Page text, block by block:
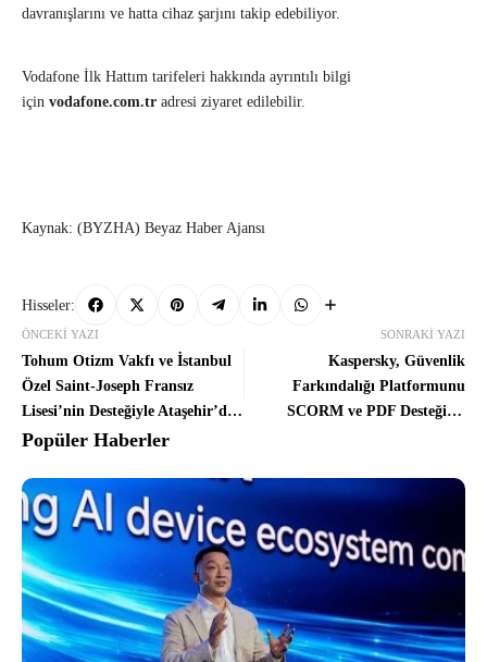
davranışlarını ve hatta cihaz şarjını takip edebiliyor.
Vodafone İlk Hattım tarifeleri hakkında ayrıntılı bilgi
için vodafone.com.tr adresi ziyaret edilebilir.
Kaynak: (BYZHA) Beyaz Haber Ajansı
Hisseler:
ÖNCEKI YAZI
Tohum Otizm Vakfı ve İstanbul
Özel Saint-Joseph Fransız
Lisesi’nin Desteğiyle Ataşehir’de
Özel Eğitim Sınıfı Yenilendi
SONRAKI YAZI
Kaspersky, Güvenlik
Farkındalığı Platformunu
SCORM ve PDF Desteğiyle
Popüler Haberler